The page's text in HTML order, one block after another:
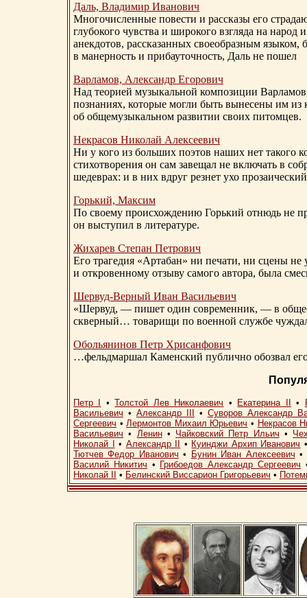
Даль, Владимир Иванович
Многочисленные повести и рассказы его
глубокого чувства и широкого взгляда на
анекдотов, рассказанных своеобразным
в манерность и прибауточность, Даль не пошел
Варламов, Александр Егорович
Над теорией музыкальной композиции
познаниях, которые могли быть вынесены им из
об общемузыкальном развитии своих питомцев.
Некрасов Николай Алексеевич
Ни у кого из больших поэтов наших нет такого
стихотворения он сам завещал не включать в
шедеврах: и в них вдруг резнет ухо
Горький, Максим
По своему происхождению Горький отнюдь не
он выступил в литературе.
Жихарев Степан Петрович
Его трагедия «Артабан» ни печати, ни сцены
и откровенному отзыву самого автора, была
Шервуд-Верный Иван Васильевич
«Шервуд, — пишет один современник, — в
скверный… товарищи по военной службе
Обольянинов Петр Хрисанфович
…фельдмаршал Каменский публично обозвал
Петр I •Толстой Лев Николаевич • Екатерина II •
Васильевич • Александр III • Суворов Александр
Сергеевич •Лермонтов Михаил Юрьевич • Некрасов
Васильевич • Ленин• Чайковский Петр Ильич •
Николай I
• Александр II • Куинджи Архип Иванович
Тютчев Федор Иванович • Бунин Иван Алексеевич •
Василий Никитич • Грибоедов Александр Сергеевич
Николай II
• Белинский Виссарион Григорьевич •